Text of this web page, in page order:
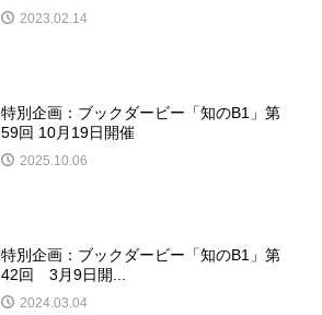
2023.02.14
特別企画：ブックダービー「知のB1」第
59回 10月19日開催
2025.10.06
特別企画：ブックダービー「知のB1」第
42回 3月9日開...
2024.03.04